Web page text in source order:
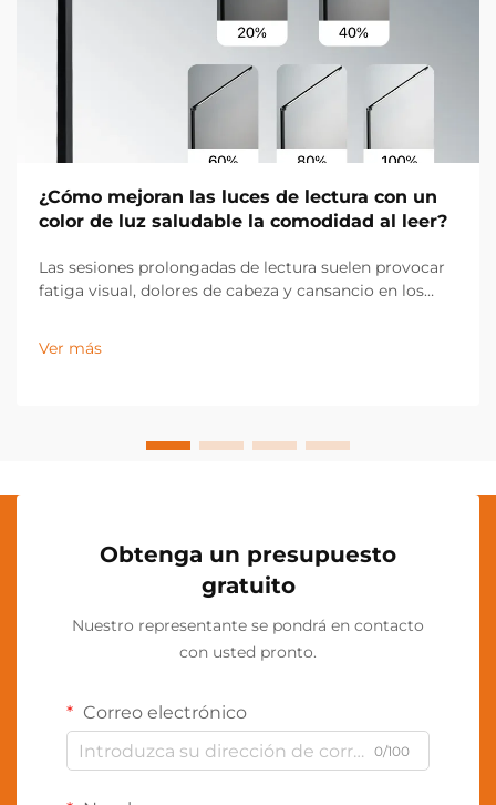
¿Cómo mejoran las luces de lectura con un
color de luz saludable la comodidad al leer?
Las sesiones prolongadas de lectura suelen provocar
fatiga visual, dolores de cabeza y cansancio en los
condiciones de iluminación inadecuadas. La calidad
de la luz afecta significativamente la comodidad
Ver más
Obtenga un presupuesto
gratuito
Nuestro representante se pondrá en contacto
con usted pronto.
Correo electrónico
0/100